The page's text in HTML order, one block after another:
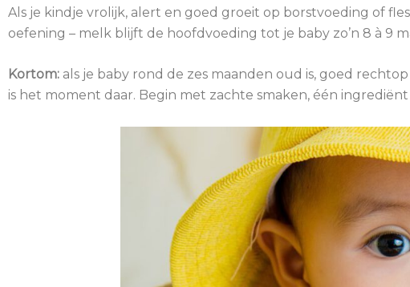
Als je kindje vrolijk, alert en goed groeit op borstvoeding of
oefening – melk blijft de hoofdvoeding tot je baby zo’n 8 à 9
Kortom: als je baby rond de zes maanden oud is, goed
is het moment daar. Begin met zachte smaken, één